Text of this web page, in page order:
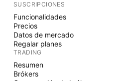
SUSCRIPCIONES
Funcionalidades
Precios
Datos de mercado
Regalar planes
TRADING
Resumen
Brókers